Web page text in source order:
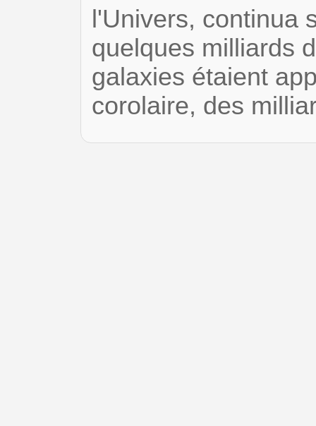
l'Univers, continua
quelques milliards
galaxies étaient
corolaire, des